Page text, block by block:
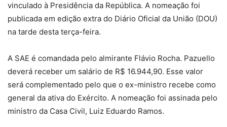
vinculado à Presidência da República. A nomeação foi
publicada em edição extra do Diário Oficial da União (DOU)
na tarde desta terça-feira.
A SAE é comandada pelo almirante Flávio Rocha. Pazuello
deverá receber um salário de R$ 16.944,90. Esse valor
será complementado pelo que o ex-ministro recebe como
general da ativa do Exército. A nomeação foi assinada pelo
ministro da Casa Civil, Luiz Eduardo Ramos.